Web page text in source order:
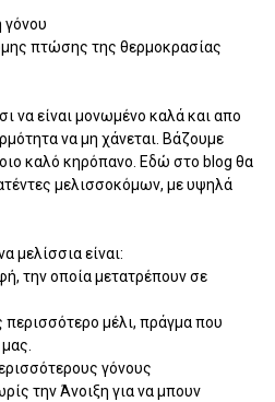
γόνου
πτώσης της θερμοκρασίας
να είναι μονωμένο καλά και απο
να μη χάνεται. Βάζουμε
καλό κηρόπανο. Εδώ στο blog θα
μελισσοκόμων, με υψηλά
μελίσσια είναι:
την οποία μετατρέπουν σε
μέλι, πράγμα που
γόνους
την Άνοιξη για να μπουν